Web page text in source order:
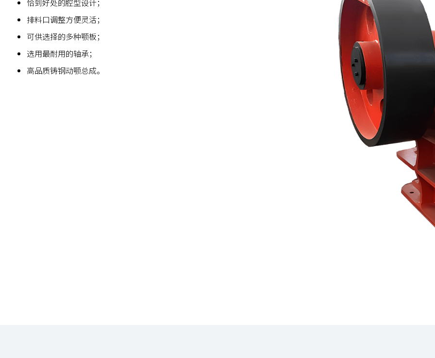
恰到好处的腔型设计；
排料口调整方便灵活；
可供选择的多种颚板；
选用最耐用的轴承；
高品质铸钢动颚总成。